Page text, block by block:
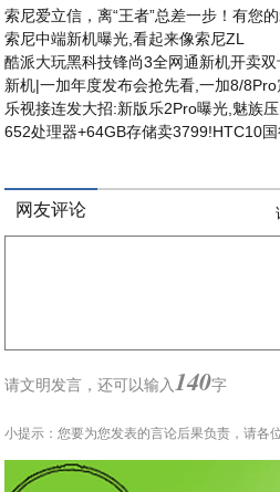
索尼爱立信，离“王者”总差一步！有您
索尼中端新机曝光,看起来像索尼ZL
酷派大玩黑科技锋尚3全网通新机开卖
新机|一加年度发布会抢先看,一加8/
乐视接连发大招:新版乐2Pro曝光,魅族
652处理器+64GB存储卖3799!HTC10
网友评论
请文明发言，还可以输入 140字
小提示：您要为您发表的言论后果负责，请各